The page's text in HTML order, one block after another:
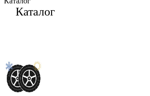
Каталог